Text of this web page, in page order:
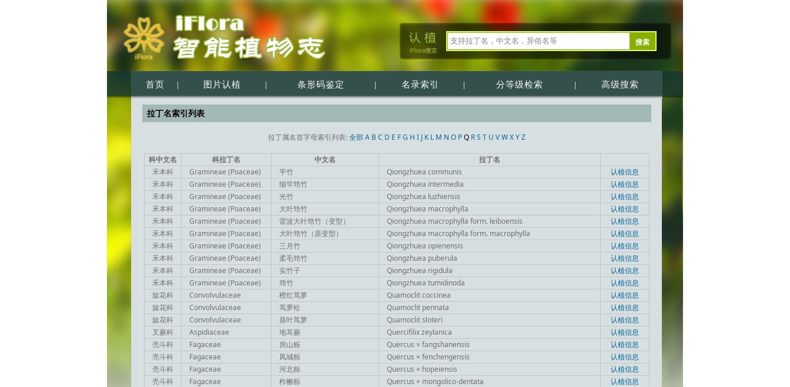
首页 | 图片认植 | 条形码鉴定 | 名录索引 | 分等级检索 | 高级搜索
拉丁名索引列表
拉丁属名首字母索引列表:全部 A B C D E F G H I J K L M N O P Q R S T U V W X Y Z
科中文名 科拉丁名 中文名
拉丁名
禾本科
Gramineae (Poaceae) 平竹 Qiongzhuea communis
认植信息
禾本科
Gramineae (Poaceae) 细竿筇竹 Qiongzhuea intermedia
认植信息
禾本科
Gramineae (Poaceae) 光竹 Qiongzhuea luzhiensis
认植信息
禾本科
Gramineae (Poaceae) 大叶筇竹 Qiongzhuea macrophylla
认植信息
禾本科
Gramineae (Poaceae) 雷波大叶筇竹（变型） Qiongzhuea macrophylla form. leiboensis
认植信息
禾本科
Gramineae (Poaceae) 大叶筇竹（原变型） Qiongzhuea macrophylla form. macrophylla
认植信息
禾本科
Gramineae (Poaceae) 三月竹 Qiongzhuea opienensis
认植信息
禾本科
Gramineae (Poaceae) 柔毛筇竹 Qiongzhuea puberula
认植信息
禾本科
Gramineae (Poaceae) 实竹子 Qiongzhuea rigidula
认植信息
禾本科
Gramineae (Poaceae) 筇竹 Qiongzhuea tumidinoda
认植信息
旋花科
Convolvulaceae 橙红茑萝 Quamoclit coccinea
认植信息
旋花科
Convolvulaceae 茑萝松 Quamoclit pennata
认植信息
旋花科
Convolvulaceae 葵叶茑萝 Quamoclit sloteri
认植信息
叉蕨科
Aspidiaceae 地耳蕨 Quercifilix zeylanica
认植信息
壳斗科
Fagaceae 房山栎 Quercus × fangshanensis
认植信息
壳斗科
Fagaceae 凤城栎 Quercus × fenchengensis
认植信息
壳斗科
Fagaceae 河北栎 Quercus × hopeiensis
认植信息
壳斗科
Fagaceae 柞槲栎 Quercus × mongolico-dentata
认植信息